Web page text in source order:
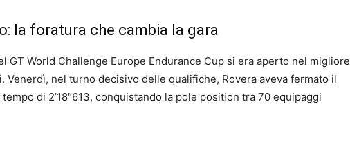
la foratura che cambia la gara
GT World Challenge Europe Endurance Cup si era aperto nel migliore
Venerdì, nel turno decisivo delle qualifiche, Rovera aveva fermato il
di 2’18″613, conquistando la pole position tra 70 equipaggi